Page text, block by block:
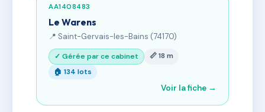
AA1408483
Le Warens
📍 Saint-Gervais-les-Bains (74170)
✓ Gérée par ce cabinet
📏 18 m
🏠 134 lots
Voir la fiche →